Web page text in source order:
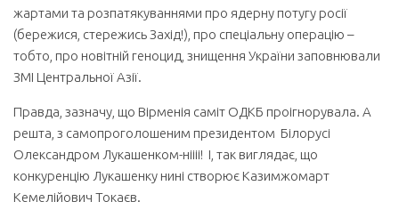
жартами та розпатякуваннями про ядерну потугу росії
(бережися, стережись Захід!), про спеціальну операцію –
тобто, про новітній геноцид, знищення України заповнювали
ЗМІ Центральної Азії.
Правда, зазначу, що Вірменія саміт ОДКБ проігнорувала. А
решта, з самопроголошеним президентом Білорусі
Олександром Лукашенком-ніііі! І, так виглядає, що
конкуренцію Лукашенку нині створює Казимжомарт
Кемелійович Токаєв.